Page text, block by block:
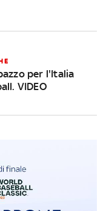
per l'Italia
VIDEO